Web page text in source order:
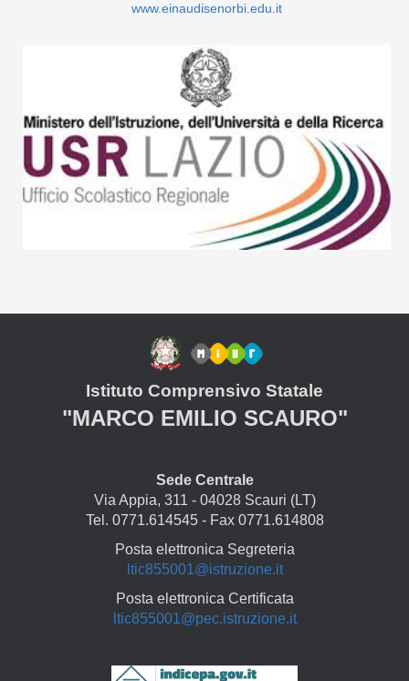
Istituto Comprensivo Statale
"MARCO EMILIO SCAURO"
Sede Centrale
Via Appia, 311 - 04028 Scauri (LT)
Tel. 0771.614545 - Fax 0771.614808
Posta elettronica Segreteria
ltic855001@istruzione.it
Posta elettronica Certificata
ltic855001@pec.istruzione.it